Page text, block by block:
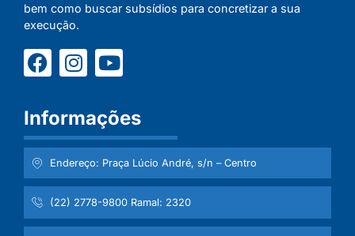
bem como buscar subsídios para concretizar a sua
execução.
Informações
Endereço: Praça Lúcio André, s/n – Centro
(22) 2778-9800 Ramal: 2320